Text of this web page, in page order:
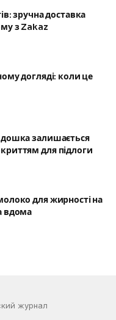
зручна доставка
з Zakaz
догляді: коли це
залишається
для підлоги
для жирності на
вдома
журнал